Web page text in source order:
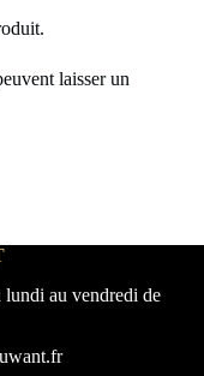
laisser un
lundi au vendredi de